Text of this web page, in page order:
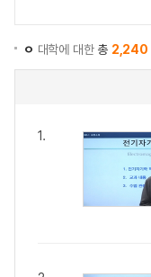
ㅇ 대학에 대한총 2,240
1.